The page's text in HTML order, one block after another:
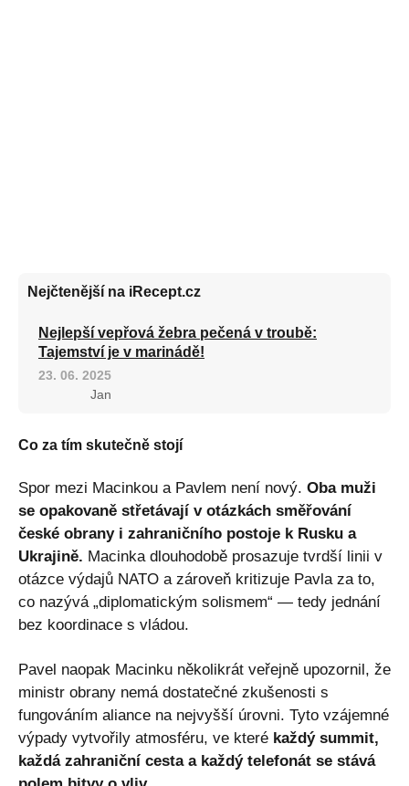
Nejčtenější na iRecept.cz
Nejlepší vepřová žebra pečená v troubě:
Tajemství je v marinádě!
23. 06. 2025
Jan
Co za tím skutečně stojí
Spor mezi Macinkou a Pavlem není nový. Oba muži
se opakovaně střetávají v otázkách směřování
české obrany i zahraničního postoje k Rusku a
Ukrajině. Macinka dlouhodobě prosazuje tvrdší linii v
otázce výdajů NATO a zároveň kritizuje Pavla za to,
co nazývá „diplomatickým solismem“ — tedy jednání
bez koordinace s vládou.
Pavel naopak Macinku několikrát veřejně upozornil, že
ministr obrany nemá dostatečné zkušenosti s
fungováním aliance na nejvyšší úrovni. Tyto vzájemné
výpady vytvořily atmosféru, ve které každý summit,
každá zahraniční cesta a každý telefonát se stává